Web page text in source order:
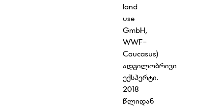
land
use
GmbH,
WWF-
Caucasus)
ადგილობრივი
ექსპერტი.
2018
წლიდან